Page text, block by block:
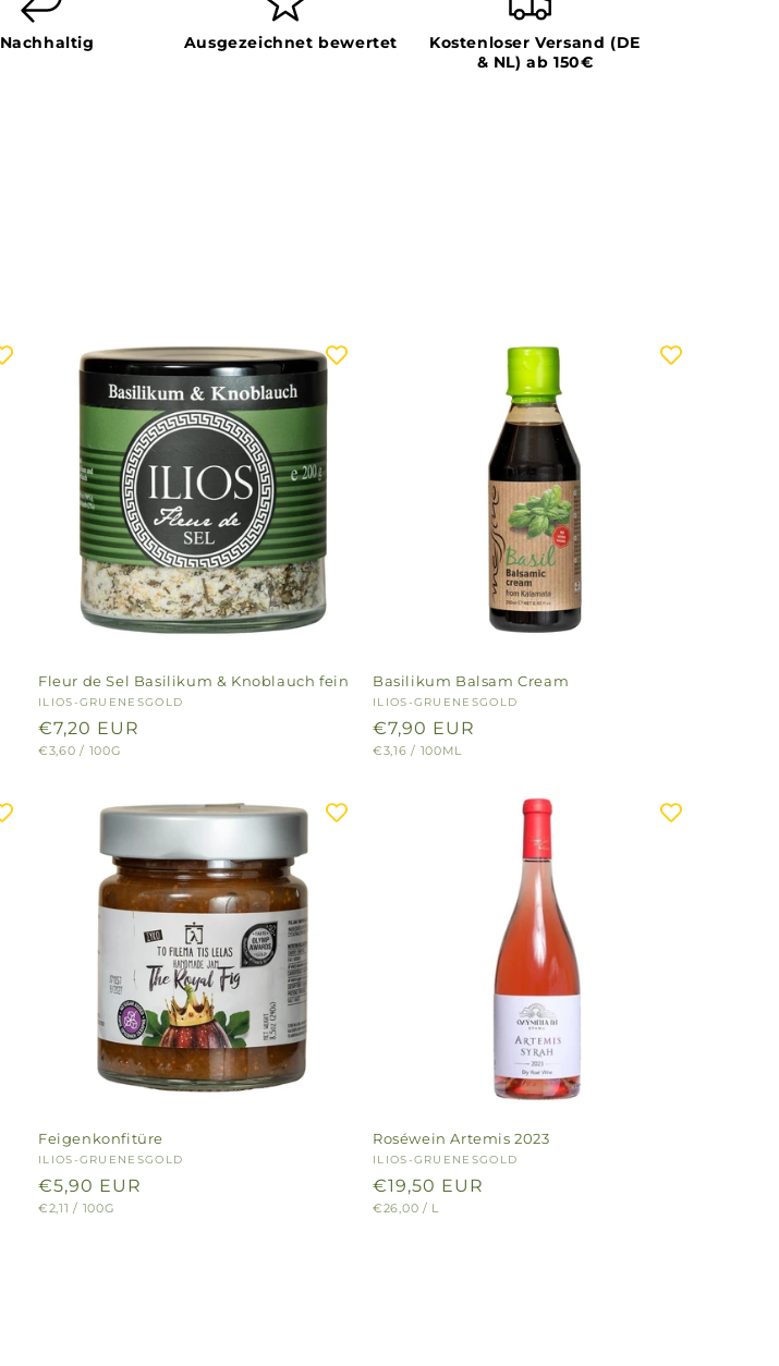
Nachhaltig Ausgezeichnet bewertet
Kostenloser Versand (DE
& NL) ab 150€
Fleur de Sel Basilikum & Knoblauch fein
Anbieter:
ILIOS-GRUENESGOLD
Normaler
Preis
€7,20 EUR
GRUNDPREIS
€3,60 / PRO
100G
Basilikum Balsam Cream
Anbieter:
ILIOS-GRUENESGOLD
Normaler
Preis
€7,90 EUR
GRUNDPREIS
€3,16 / PRO
100ML
Feigenkonfitüre
Anbieter:
ILIOS-GRUENESGOLD
Normaler
Preis
€5,90 EUR
GRUNDPREIS
€2,11 / PRO
100G
Roséwein Artemis 2023
Anbieter:
ILIOS-GRUENESGOLD
Normaler
Preis
€19,50 EUR
GRUNDPREIS
€26,00 / PRO
L